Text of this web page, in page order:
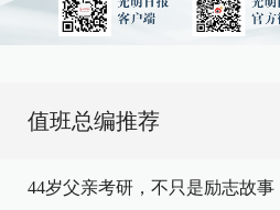
值班总编推荐
44岁父亲考研，不只是励志故事